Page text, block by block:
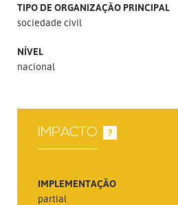
TIPO DE ORGANIZAÇÃO PRINCIPAL
sociedade civil
NÍVEL
nacional
IMPACTO ?
IMPLEMENTAÇÃO
partial